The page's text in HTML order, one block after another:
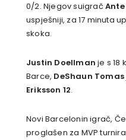
0/2. Njegov suigrač
uspješniji, za 17 minuta
skoka.
Justin Doellman je s 18
Barce, DeShaun Tomas
Eriksson 12.
Novi Barcelonin igrač,
proglašen za MVP